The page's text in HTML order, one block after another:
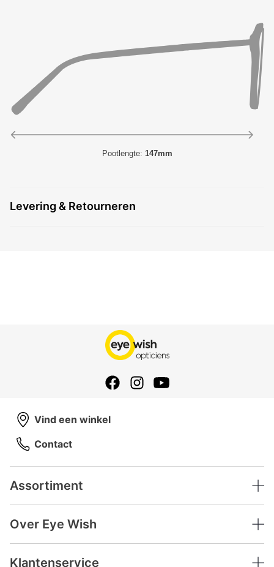
Pootlengte: 147mm
Levering & Retourneren
Assortiment
Over Eye Wish
Klantenservice
Vind een winkel
Contact